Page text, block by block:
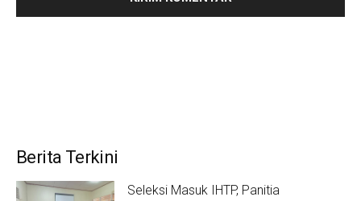
Berita Terkini
Seleksi Masuk IHTP, Panitia